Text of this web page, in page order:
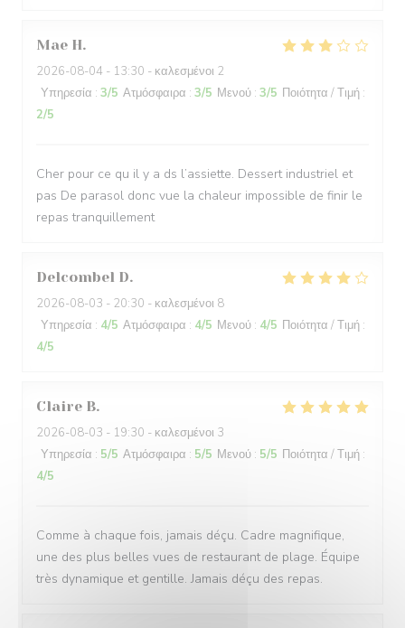
Mae H
2026-08-04 - 13:30 - καλεσμένοι 2
Υπηρεσία : 3/5 Ατμόσφαιρα : 3/5 Μενού : 3/5 Ποιότητα / Τιμή :
2/5
Cher pour ce qu il y a ds l’assiette. Dessert industriel et
pas De parasol donc vue la chaleur impossible de finir le
repas tranquillement
Delcombel D
2026-08-03 - 20:30 - καλεσμένοι 8
Υπηρεσία : 4/5 Ατμόσφαιρα : 4/5 Μενού : 4/5 Ποιότητα / Τιμή :
4/5
Claire B
2026-08-03 - 19:30 - καλεσμένοι 3
Υπηρεσία : 5/5 Ατμόσφαιρα : 5/5 Μενού : 5/5 Ποιότητα / Τιμή :
4/5
Comme à chaque fois, jamais déçu. Cadre magnifique,
une des plus belles vues de restaurant de plage. Équipe
très dynamique et gentille. Jamais déçu des repas.